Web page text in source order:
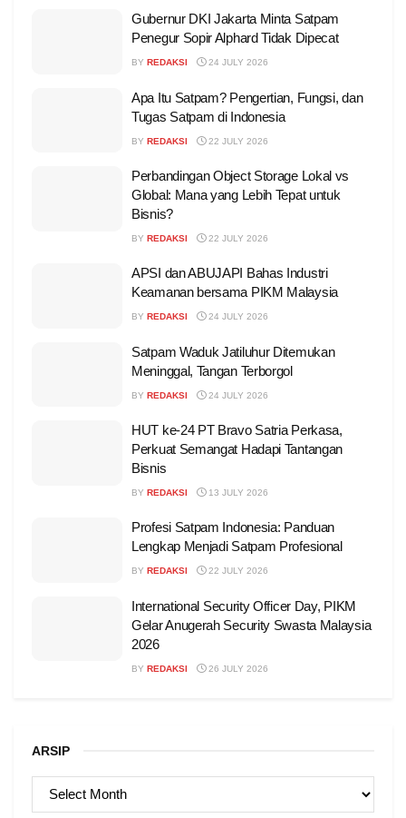
Gubernur DKI Jakarta Minta Satpam
Penegur Sopir Alphard Tidak Dipecat
BY REDAKSI 24 JULY 2026
Apa Itu Satpam? Pengertian, Fungsi, dan
Tugas Satpam di Indonesia
BY REDAKSI 22 JULY 2026
Perbandingan Object Storage Lokal vs
Global: Mana yang Lebih Tepat untuk
Bisnis?
BY REDAKSI 22 JULY 2026
APSI dan ABUJAPI Bahas Industri
Keamanan bersama PIKM Malaysia
BY REDAKSI 24 JULY 2026
Satpam Waduk Jatiluhur Ditemukan
Meninggal, Tangan Terborgol
BY REDAKSI 24 JULY 2026
HUT ke-24 PT Bravo Satria Perkasa,
Perkuat Semangat Hadapi Tantangan
Bisnis
BY REDAKSI 13 JULY 2026
Profesi Satpam Indonesia: Panduan
Lengkap Menjadi Satpam Profesional
BY REDAKSI 22 JULY 2026
International Security Officer Day, PIKM
Gelar Anugerah Security Swasta Malaysia
2026
BY REDAKSI 26 JULY 2026
ARSIP
ARSIP